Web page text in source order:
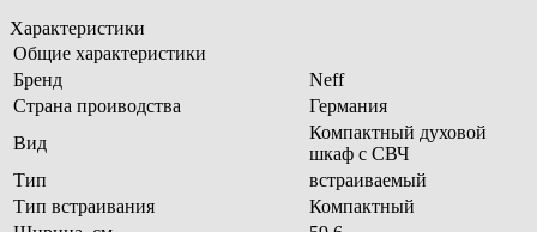
Характеристики
Общие характеристики
Бренд
Neff
Страна проиводства
Германия
Вид
Компактный духовой
шкаф с СВЧ
Тип
встраиваемый
Тип встраивания
Компактный